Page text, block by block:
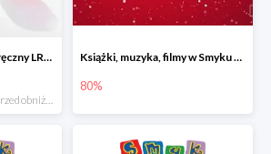
Simed Lakta Laktator ręczny LR-8 -34%
*najniższa cena z 30 dni przed obniżką
Książki, muzyka, filmy w Smyku do -80%
80%